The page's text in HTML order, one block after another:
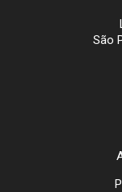
São